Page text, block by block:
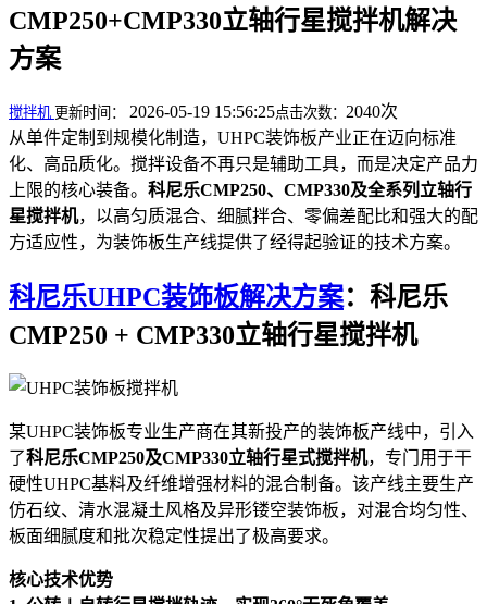
CMP250+CMP330立轴行星搅拌机解决
方案
搅拌机 更新时间： 2026-05-19 15:56:25点击次数： 2040次
从单件定制到规模化制造，UHPC装饰板产业正在迈向标准
化、高品质化。搅拌设备不再只是辅助工具，而是决定产品力
上限的核心装备。 科尼乐CMP250、CMP330及全系列立轴行
星搅拌机，以高匀质混合、细腻拌合、零偏差配比和强大的配
方适应性，为装饰板生产线提供了经得起验证的技术方案。
科尼乐UHPC装饰板解决方案：科尼乐
CMP250 + CMP330立轴行星搅拌机
某UHPC装饰板专业生产商在其新投产的装饰板产线中，引入
了科尼乐CMP250及CMP330立轴行星式搅拌机，专门用于干
硬性UHPC基料及纤维增强材料的混合制备。该产线主要生产
仿石纹、清水混凝土风格及异形镂空装饰板，对混合均匀性、
板面细腻度和批次稳定性提出了极高要求。
核心技术优势